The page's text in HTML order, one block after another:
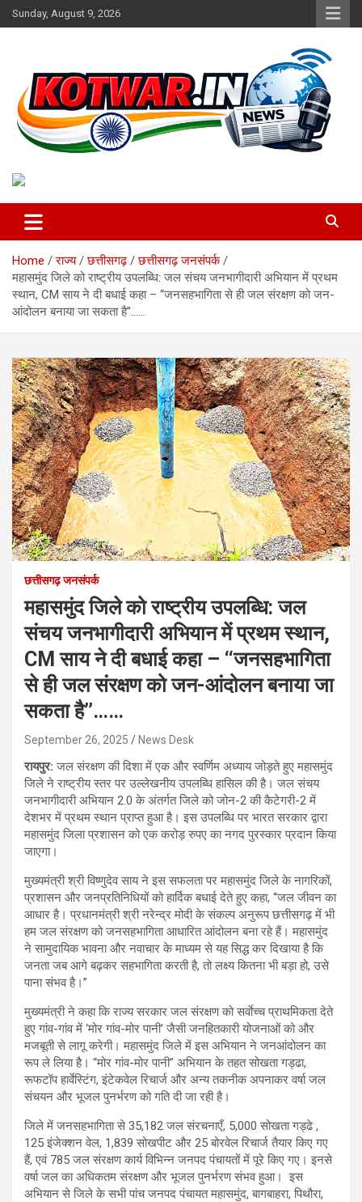
Skip
to
Sunday, August 9, 2026
kotwar.in
Home राज्य छत्तीसगढ़
छत्तीसगढ़ जनसंपर्क
महासमुंद जिले को राष्ट्रीय उपलब्धि: जल संचय जनभागीदारी अभियान में प्रथम
स्थान, CM साय ने दी बधाई कहा – ‘‘जनसहभागिता से ही जल संरक्षण को जन-
आंदोलन बनाया जा सकता है’’……
छत्तीसगढ़ जनसंपर्क
महासमुंद जिले को राष्ट्रीय उपलब्धि: जल
संचय जनभागीदारी अभियान में प्रथम स्थान,
CM साय ने दी बधाई कहा – ‘‘जनसहभागिता
से ही जल संरक्षण को जन-आंदोलन बनाया जा
सकता है’’……
September 26, 2025 News Desk
रायपुर: जल संरक्षण की दिशा में एक और स्वर्णिम अध्याय जोड़ते हुए महासमुंद
जिले ने राष्ट्रीय स्तर पर उल्लेखनीय उपलब्धि हासिल की है। जल संचय
जनभागीदारी अभियान 2.0 के अंतर्गत जिले को जोन-2 की कैटेगरी-2 में
देशभर में प्रथम स्थान प्राप्त हुआ है। इस उपलब्धि पर भारत सरकार द्वारा
महासमुंद जिला प्रशासन को एक करोड़ रुपए का नगद पुरस्कार प्रदान किया
जाएगा।
मुख्यमंत्री श्री विष्णुदेव साय ने इस सफलता पर महासमुंद जिले के नागरिकों,
प्रशासन और जनप्रतिनिधियों को हार्दिक बधाई देते हुए कहा, ‘‘जल जीवन का
आधार है। प्रधानमंत्री श्री नरेन्द्र मोदी के संकल्प अनुरूप छत्तीसगढ़ में भी
हम जल संरक्षण को जनसहभागिता आधारित आंदोलन बना रहे हैं। महासमुंद
ने सामुदायिक भावना और नवाचार के माध्यम से यह सिद्ध कर दिखाया है कि
जनता जब आगे बढ़कर सहभागिता करती है, तो लक्ष्य कितना भी बड़ा हो, उसे
पाना संभव है।’’
मुख्यमंत्री ने कहा कि राज्य सरकार जल संरक्षण को सर्वाेच्च प्राथमिकता देते
हुए गांव-गांव में ‘मोर गांव-मोर पानी’ जैसी जनहितकारी योजनाओं को और
मजबूती से लागू करेगी। महासमुंद जिले में इस अभियान ने जनआंदोलन का
रूप ले लिया है। “मोर गांव-मोर पानी” अभियान के तहत सोखता गड्ढा,
रूफटॉप हार्वेस्टिंग, इंटेकवेल रिचार्ज और अन्य तकनीक अपनाकर वर्षा जल
संचयन और भूजल पुनर्भरण को गति दी जा रही है।
जिले में जनसहभागिता से 35,182 जल संरचनाएँ, 5,000 सोखता गड्ढे ,
125 इंजेक्शन वेल, 1,839 सोखपीट और 25 बोरवेल रिचार्ज तैयार किए गए
हैं, एवं 785 जल संरक्षण कार्य विभिन्न जनपद पंचायतों में पूरे किए गए। इनसे
वर्षा जल का अधिकतम संरक्षण और भूजल पुनर्भरण संभव हुआ। इस
अभियान से जिले के सभी पांच जनपद पंचायत महासमुंद, बागबाहरा, पिथौरा,